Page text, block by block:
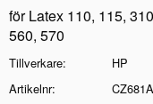
för Latex 110, 115,
560, 570
Tillverkare
HP
Artikelnr
CZ681A